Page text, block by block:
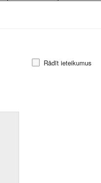
Rādīt ieteikumus